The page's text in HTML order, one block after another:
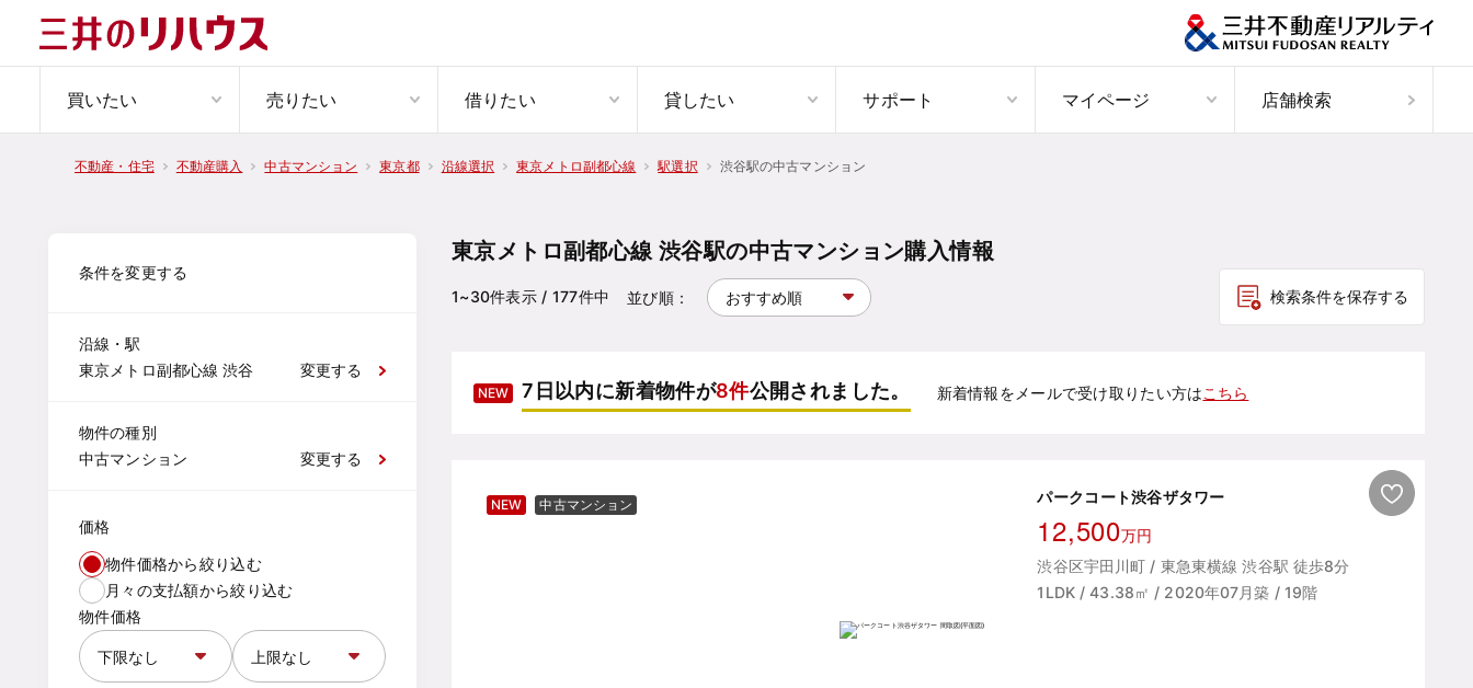
買いたい 売りたい 借りたい 貸したい サポート マイページ 店舗検索
不動産・住宅 不動産購入 中古マンション 東京都 沿線選択 東京メトロ副都心線 駅選択 渋谷駅の中古マンション
条件を変更する
沿線・駅
東京メトロ副都心線 渋谷
変更する
物件の種別
中古マンション
変更する
価格
物件価格から絞り込む
月々の支払額から絞り込む
物件価格
東京メトロ副都心線 渋谷駅の中古マンション購入情報
1~30件表示/ 177件中 並び順： 検索条件を保存する
NEW 7日以内に新着物件が8件公開されました。 新着情報をメールで受け取りたい方はこちら
NEW 中古マンション パークコート渋谷ザタワー
12,500万円
渋谷区宇田川町 / 東急東横線 渋谷駅 徒歩8分
1LDK / 43.38㎡ / 2020年07月築 / 19階